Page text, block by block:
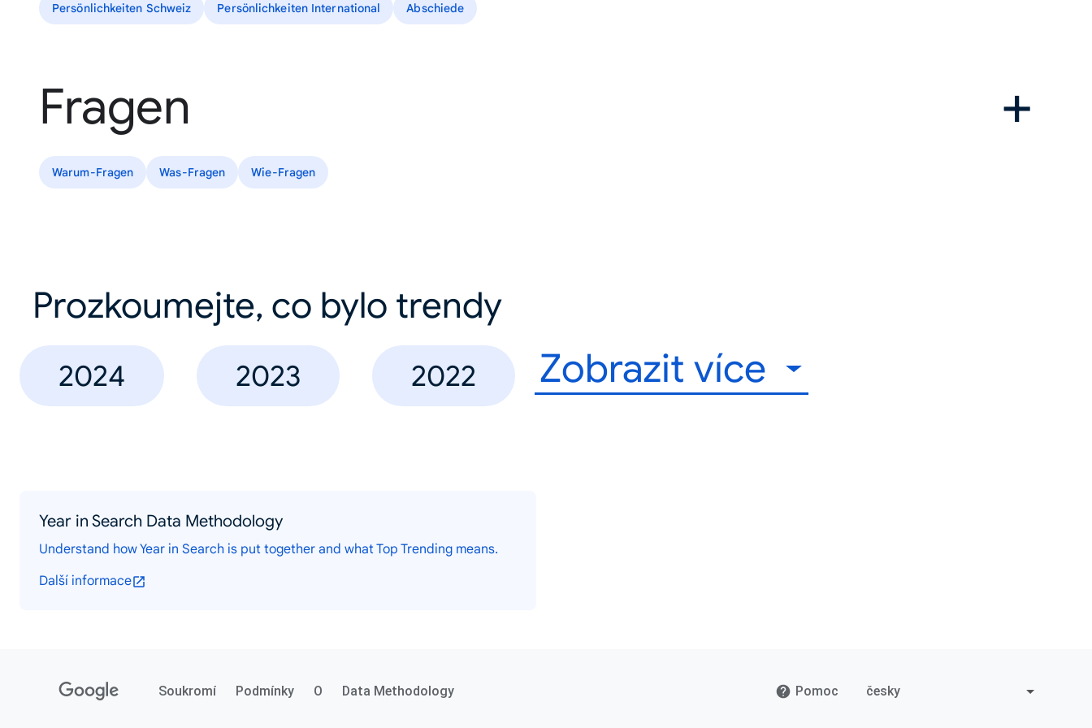
Persönlichkeiten Schweiz Persönlichkeiten International Abschiede
Fragen
Warum-Fragen Was-Fragen Wie-Fragen
Prozkoumejte, co bylo trendy
2024 2023 2022 Zobrazit více
Year in Search Data Methodology
Understand how Year in Search is put together and what Top Trending means.
Další informace
Soukromí Podmínky O Data Methodology Pomoc